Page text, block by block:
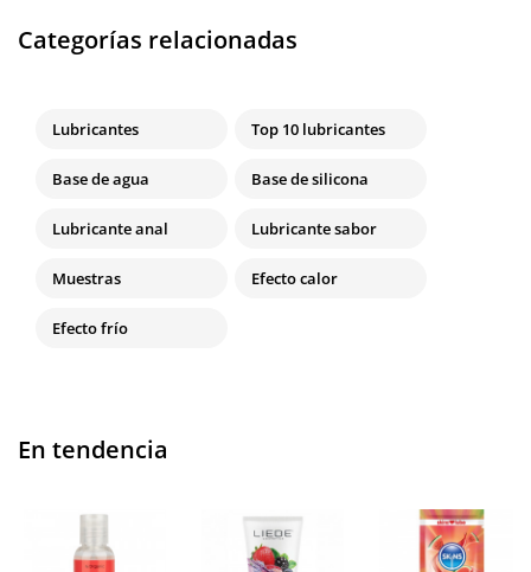
Categorías relacionadas
Lubricantes Top 10 lubricantes
Base de agua Base de silicona
Lubricante anal Lubricante sabor
Muestras Efecto calor
Efecto frío
En tendencia